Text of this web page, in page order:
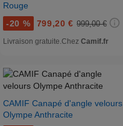
Rouge
-20 % 799,20 € 999,00 €
Livraison gratuite. Chez Camif.fr
CAMIF Canapé d'angle velours
Olympe Anthracite